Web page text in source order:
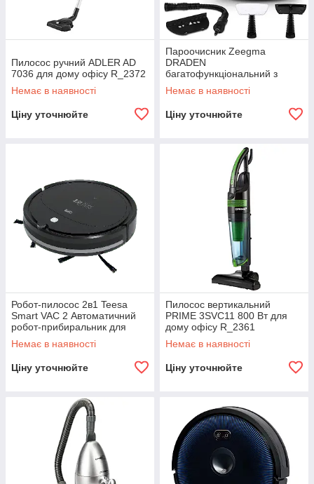
Пилосос ручний ADLER AD
7036 для дому офісу R_2372
Немає в наявності
Ціну уточнюйте
Пароочисник Zeegma
DRADEN
багатофункціональний з
насадками для кухні ванної
гаражу R_2364
Немає в наявності
Ціну уточнюйте
Робот-пилосос 2в1 Teesa
Smart VAC 2 Автоматичний
робот-прибиральник для
дому R_2376
Немає в наявності
Ціну уточнюйте
Пилосос вертикальний
PRIME 3SVC11 800 Вт для
дому офісу R_2361
Немає в наявності
Ціну уточнюйте